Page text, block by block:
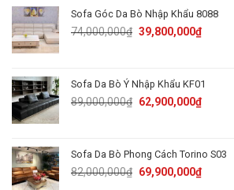
49,000,000₫.
Sofa Góc Da Bò Nhập Khẩu 8088
74,000,000₫ Original
74,000,000₫.
39,800,000₫Current
Sofa Da Bò Ý Nhập Khẩu KF01
89,000,000₫ Original
62,900,000₫Current
Sofa Da Bò Phong Cách Torino S03
82,000,000₫ Original
69,900,000₫Current